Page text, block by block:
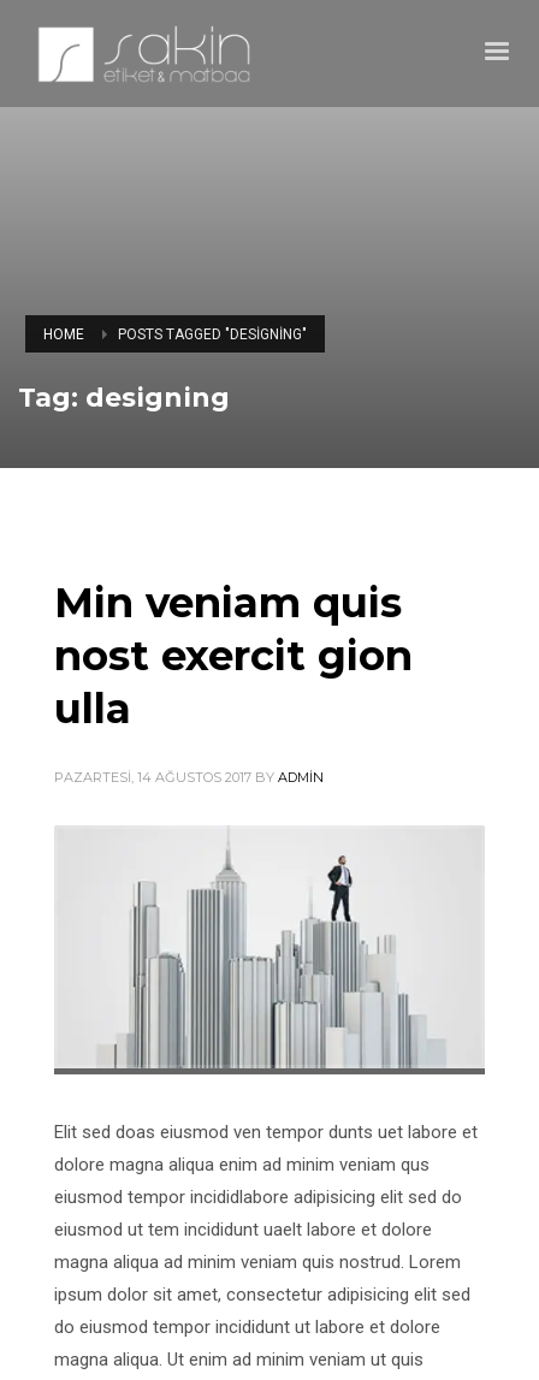
HOME POSTS TAGGED "DESIGNING"
Tag: designing
Min veniam quis
nost exercit gion
ulla
PAZARTESI, 14 AĞUSTOS 2017 BY ADMIN
Elit sed doas eiusmod ven tempor dunts uet labore et
dolore magna aliqua enim ad minim veniam qus
eiusmod tempor incididlabore adipisicing elit sed do
eiusmod ut tem incididunt uaelt labore et dolore
magna aliqua ad minim veniam quis nostrud. Lorem
ipsum dolor sit amet, consectetur adipisicing elit sed
do eiusmod tempor incididunt ut labore et dolore
magna aliqua. Ut enim ad minim veniam ut quis